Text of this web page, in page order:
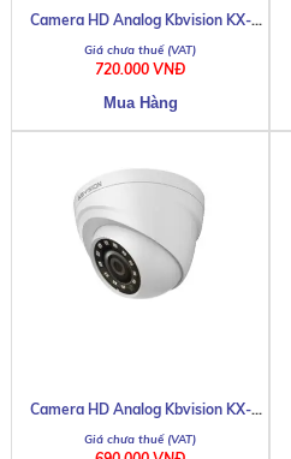
Camera HD Analog Kbvision KX-
1001S4
720.000 VNĐ
Camera HD Analog Kbvision KX-
1004C4